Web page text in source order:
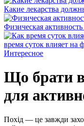
Какие лекарства
Физическая
время суток влияет на
Интересное
Що брати в
для
Похід — це завжди